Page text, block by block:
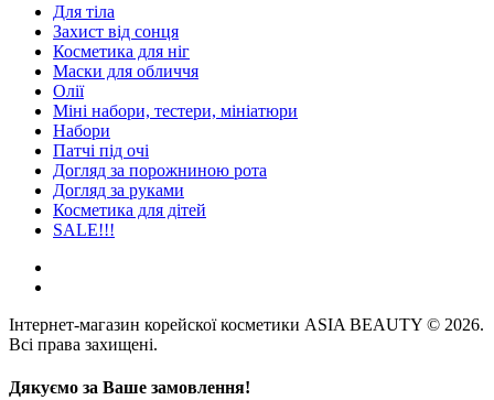
Для тіла
Захист від сонця
Косметика для ніг
Маски для обличчя
Олії
Міні набори, тестери, мініатюри
Набори
Патчі під очі
Догляд за порожниною рота
Догляд за руками
Косметика для дітей
SALE!!!
Інтернет-магазин корейскої косметики ASIA BEAUTY © 2026.
Всі права захищені.
Дякуємо за Ваше замовлення!